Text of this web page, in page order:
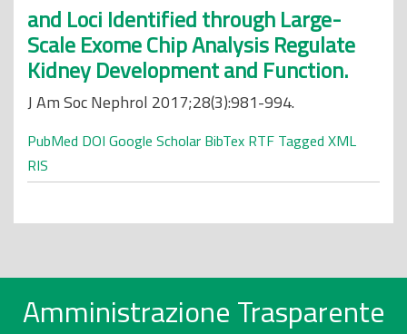
and Loci Identified through Large-
Scale Exome Chip Analysis Regulate
Kidney Development and Function.
J Am Soc Nephrol 2017;28(3):981-994.
PubMed DOI Google Scholar BibTex RTF Tagged XML
RIS
Amministrazione Trasparente